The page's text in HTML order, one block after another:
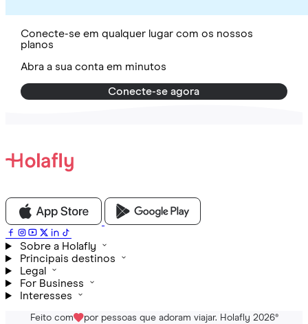
Conecte-se em qualquer lugar com os nossos
planos
Abra a sua conta em minutos
Conecte-se agora
Sobre a Holafly
Principais destinos
Legal
For Business
Interesses
Feito com por pessoas que adoram viajar. Holafly 2026®